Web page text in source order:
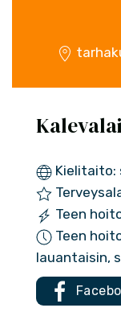
Kielitaito:
Teen
Teen
lauantaisin,